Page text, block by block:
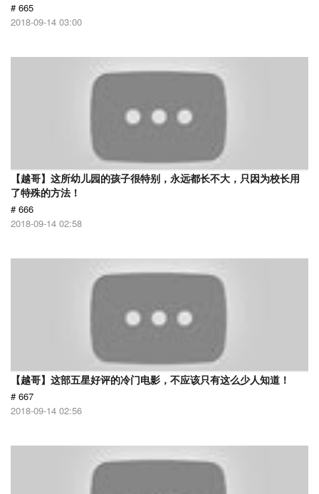
# 665
2018-09-14 03:00
【越哥】这所幼儿园的孩子很特别，永远都长不大，只因为校长用
了特殊的方法！
# 666
2018-09-14 02:58
【越哥】这部五星好评的冷门电影，不应该只有这么少人知道！
# 667
2018-09-14 02:56